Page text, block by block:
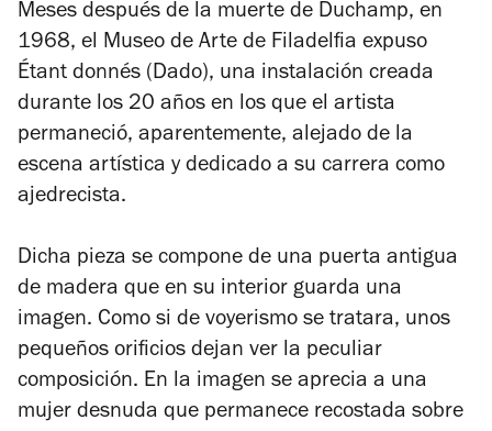
Meses después de la muerte de Duchamp, en
1968, el Museo de Arte de Filadelfia expuso
Étant donnés (Dado), una instalación creada
durante los 20 años en los que el artista
permaneció, aparentemente, alejado de la
escena artística y dedicado a su carrera como
ajedrecista.
Dicha pieza se compone de una puerta antigua
de madera que en su interior guarda una
imagen. Como si de voyerismo se tratara, unos
pequeños orificios dejan ver la peculiar
composición. En la imagen se aprecia a una
mujer desnuda que permanece recostada sobre